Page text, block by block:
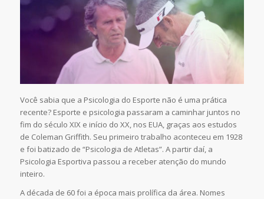
Você sabia que a Psicologia do Esporte não é uma prática
recente? Esporte e psicologia passaram a caminhar juntos no
fim do século XIX e início do XX, nos EUA, graças aos estudos
de Coleman Griffith. Seu primeiro trabalho aconteceu em 1928
e foi batizado de “Psicologia de Atletas”. A partir daí, a
Psicologia Esportiva passou a receber atenção do mundo
inteiro.
A década de 60 foi a época mais prolífica da área. Nomes